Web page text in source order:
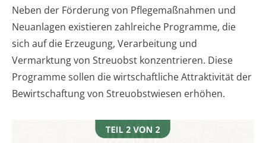
Neben der Förderung von Pflegemaßnahmen und
Neuanlagen existieren zahlreiche Programme, die
sich auf die Erzeugung, Verarbeitung und
Vermarktung von Streuobst konzentrieren. Diese
Programme sollen die wirtschaftliche Attraktivität der
Bewirtschaftung von Streuobstwiesen erhöhen.